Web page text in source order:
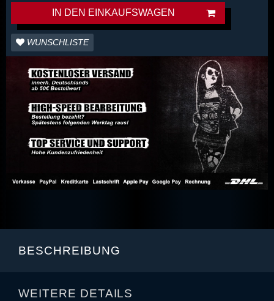
IN DEN EINKAUFSWAGEN
WUNSCHLISTE
BESCHREIBUNG
WEITERE DETAILS